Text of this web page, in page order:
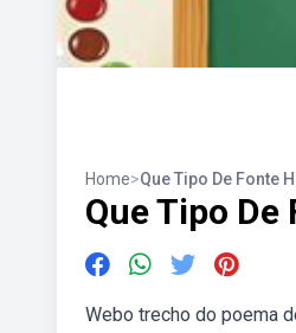
Home>Que Tipo De Fonte
Que Tipo
Webo trecho do poema